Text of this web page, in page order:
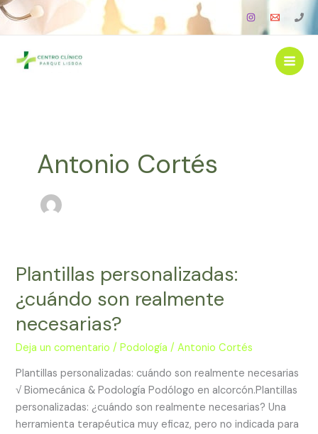
Ir
Antonio Cortés
Plantillas personalizadas:
¿cuándo son realmente
necesarias?
Deja un comentario /Podología /Antonio Cortés
Plantillas personalizadas: cuándo son realmente necesarias
√ Biomecánica & Podología Podólogo en alcorcón.Plantillas
personalizadas: ¿cuándo son realmente necesarias? Una
herramienta terapéutica muy eficaz, pero no indicada para
Plantillas
¿cuándo
son
necesarias?